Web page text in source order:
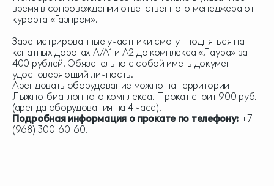
время в сопровождении ответственного менеджера от
курорта «Газпром».
Зарегистрированные участники смогут подняться на
канатных дорогах А/А1 и А2 до комплекса «Лаура» за
400 рублей. Обязательно с собой иметь документ
удостоверяющий личность.
Арендовать оборудование можно на территории
Лыжно-биатлонного комплекса. Прокат стоит 900 руб.
(аренда оборудования на 4 часа).
Подробная информация о прокате по телефону: +7
(968) 300-60-60.